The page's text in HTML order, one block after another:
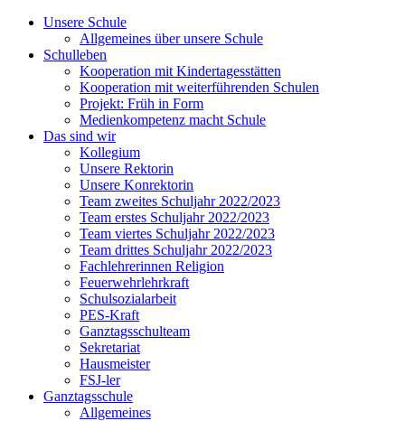
Unsere Schule
Allgemeines über unsere Schule
Schulleben
Kooperation mit Kindertagesstätten
Kooperation mit weiterführenden Schulen
Projekt: Früh in Form
Medienkompetenz macht Schule
Das sind wir
Kollegium
Unsere Rektorin
Unsere Konrektorin
Team zweites Schuljahr 2022/2023
Team erstes Schuljahr 2022/2023
Team viertes Schuljahr 2022/2023
Team drittes Schuljahr 2022/2023
Fachlehrerinnen Religion
Feuerwehrlehrkraft
Schulsozialarbeit
PES-Kraft
Ganztagsschulteam
Sekretariat
Hausmeister
FSJ-ler
Ganztagsschule
Allgemeines